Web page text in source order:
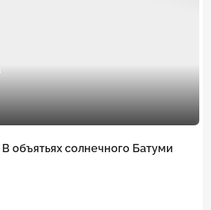
объятьях солнечного Батуми